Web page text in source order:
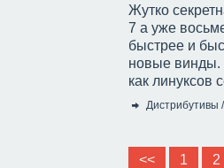
Жутко
7 а уже
быстрее и
новые винды.
как линуксов
Дистрибутивы
<< 1 2